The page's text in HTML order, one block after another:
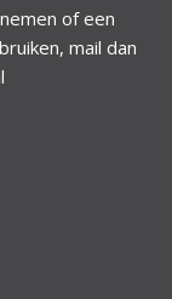
of een
mail dan